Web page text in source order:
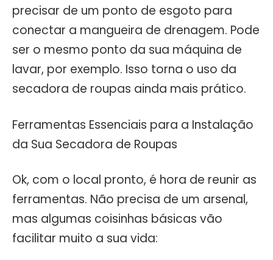
precisar de um ponto de esgoto para
conectar a mangueira de drenagem. Pode
ser o mesmo ponto da sua máquina de
lavar, por exemplo. Isso torna o uso da
secadora de roupas ainda mais prático.
Ferramentas Essenciais para a Instalação
da Sua Secadora de Roupas
Ok, com o local pronto, é hora de reunir as
ferramentas. Não precisa de um arsenal,
mas algumas coisinhas básicas vão
facilitar muito a sua vida: